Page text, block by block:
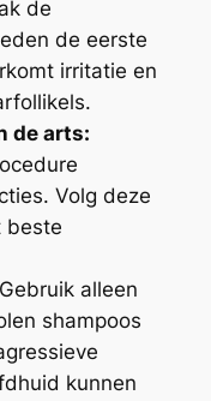
de
de eerste
irritatie en
de arts:
Volg deze
beste
Gebruik alleen
shampoos
kunnen